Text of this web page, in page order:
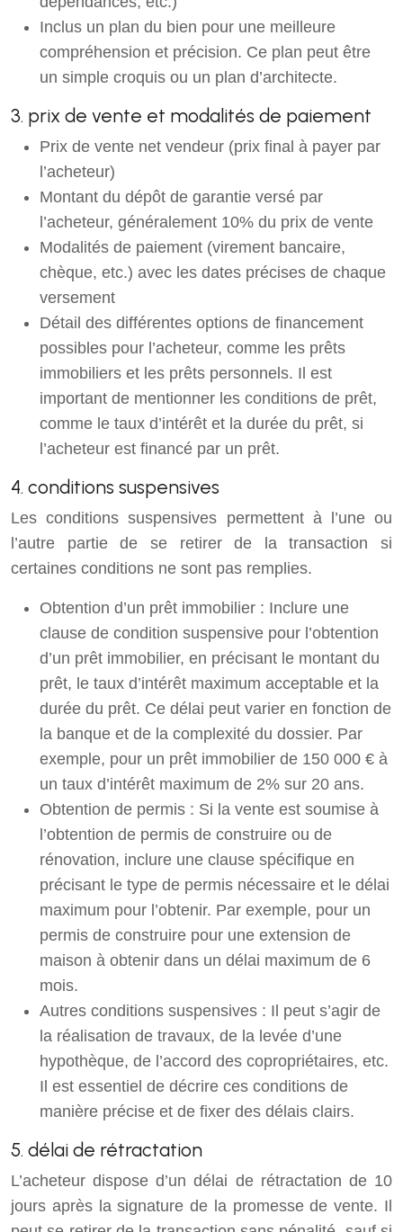
Inclus un plan du bien pour une meilleure
compréhension et précision. Ce plan peut être
un simple croquis ou un plan d’architecte.
3. prix de vente et modalités de paiement
Prix de vente net vendeur (prix final à payer par
l’acheteur)
Montant du dépôt de garantie versé par
l’acheteur, généralement 10% du prix de vente
Modalités de paiement (virement bancaire,
chèque, etc.) avec les dates précises de chaque
versement
Détail des différentes options de financement
possibles pour l’acheteur, comme les prêts
immobiliers et les prêts personnels. Il est
important de mentionner les conditions de prêt,
comme le taux d’intérêt et la durée du prêt, si
l’acheteur est financé par un prêt.
4. conditions suspensives
Les conditions suspensives permettent à l’une ou
l’autre partie de se retirer de la transaction si
certaines conditions ne sont pas remplies.
Obtention d’un prêt immobilier : Inclure une
clause de condition suspensive pour l’obtention
d’un prêt immobilier, en précisant le montant du
prêt, le taux d’intérêt maximum acceptable et la
durée du prêt. Ce délai peut varier en fonction de
la banque et de la complexité du dossier. Par
exemple, pour un prêt immobilier de 150 000 € à
un taux d’intérêt maximum de 2% sur 20 ans.
Obtention de permis : Si la vente est soumise à
l’obtention de permis de construire ou de
rénovation, inclure une clause spécifique en
précisant le type de permis nécessaire et le délai
maximum pour l’obtenir. Par exemple, pour un
permis de construire pour une extension de
maison à obtenir dans un délai maximum de 6
mois.
Autres conditions suspensives : Il peut s’agir de
la réalisation de travaux, de la levée d’une
hypothèque, de l’accord des copropriétaires, etc.
Il est essentiel de décrire ces conditions de
manière précise et de fixer des délais clairs.
5. délai de rétractation
L’acheteur dispose d’un délai de rétractation de 10
jours après la signature de la promesse de vente. Il